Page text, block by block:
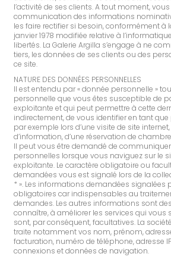
l’activité de ses clients. A tout moment,
communication des informations
les faire rectifier si besoin, conformément à
janvier 1978 modifiée relative à
libertés. La Galerie Argilla s’engage à ne
tiers, les données de ses clients ou des
ce site.
NATURE DES DONNÉES PERSONNELLES
Il est entendu par « donnée personnelle »
personnelle que vous êtes susceptible de
exploitante et qui peut permettre à cette
indirectement, de vous identifier en tant
par exemple lors d’une visite de site
d’information, d’une réservation de
Il peut vous être demandé de
personnelles lorsque vous naviguez sur le
exploitante. Le caractère obligatoire ou
demandées vous est signalé lors de la
* ». Les informations demandées signalées
obligatoires car indispensables au
demandes. Les autres informations sont
connaître, à améliorer les services qui vous
sont, par conséquent, facultatives. La
traite notamment vos nom, prénom,
facturation, numéro de téléphone, adresse
connexions et données de navigation.